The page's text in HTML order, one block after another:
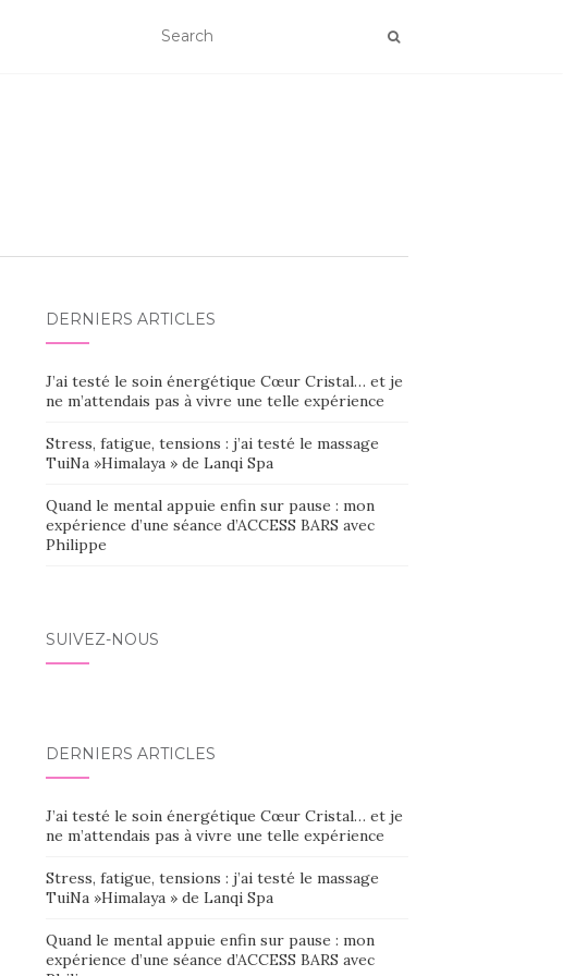
DERNIERS ARTICLES
J’ai testé le soin énergétique Cœur Cristal… et je
ne m’attendais pas à vivre une telle expérience
Stress, fatigue, tensions : j’ai testé le massage
TuiNa »Himalaya » de Lanqi Spa
Quand le mental appuie enfin sur pause : mon
expérience d’une séance d’ACCESS BARS avec
Philippe
SUIVEZ-NOUS
DERNIERS ARTICLES
J’ai testé le soin énergétique Cœur Cristal… et je
ne m’attendais pas à vivre une telle expérience
Stress, fatigue, tensions : j’ai testé le massage
TuiNa »Himalaya » de Lanqi Spa
Quand le mental appuie enfin sur pause : mon
expérience d’une séance d’ACCESS BARS avec